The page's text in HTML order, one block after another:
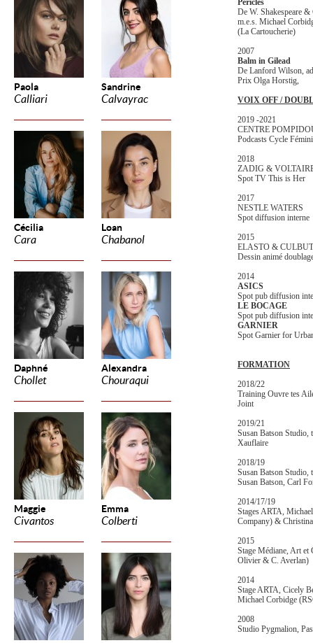
Paola
Calliari
Sandrine
Calvayrac
Cécilia
Cara
Loan
Chabanol
Daphné
Chollet
Alexandra
Chouraqui
Maggie
Civantos
Emma
Colberti
Pericles
De W. Shakespeare
m.e.s. Michael
(La Cartoucherie)
2007
Balm in Gilead
De Lanford Wilson,
Prix Olga Horstig,
VOIX OFF /
2019 -2021
CENTRE
Podcasts Cycle
2018
ZADIG &
Spot TV This is Her
2017
NESTLE WATERS
Spot diffusion interne
2015
ELASTO &
Dessin animé
2014
ASICS
Spot pub diffusion
LE BOCAGE
Spot pub diffusion
GARNIER
Spot Garnier for
FORMATION
2018/22
Training Ouvre tes
Joint
2019/21
Susan Batson Studio,
Xauflaire
2018/19
Susan Batson
Susan Batson, Carl
2014/17/19
Stages ARTA,
Company) &
2015
Stage Médiane, Art
Olivier & C. Averlan)
2014
Stage ARTA, Cicely
Michael Corbidge
2008
Studio Pygmalion,